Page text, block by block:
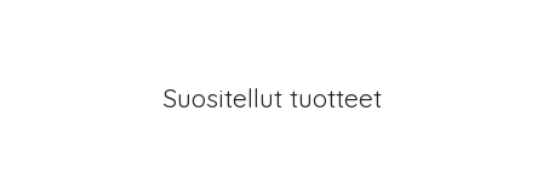
Suositellut tuotteet